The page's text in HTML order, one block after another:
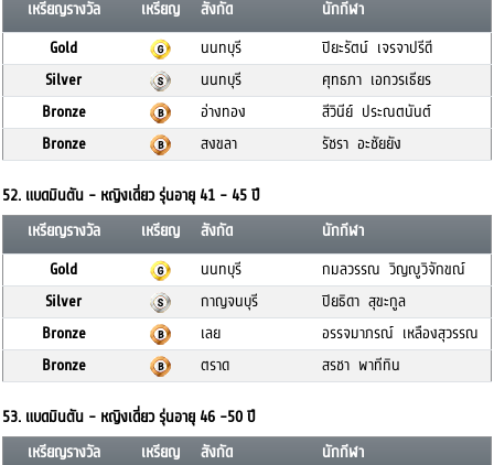
เหรียญรางวัล เหรียญ สังกัด
นักกีฬา
Gold
นนทบุรี
ปิยะรัตน์ เจรจาปรีดี
Silver
นนทบุรี
ศุทธภา เอกวรเธียร
Bronze
อ่างทอง
สีวินีย์ ประณตนันต์
Bronze
สงขลา รัชรา อะชัยยัง
52. แบดมินตัน - หญิงเดี่ยว รุ่นอายุ 41 - 45 ปี
เหรียญรางวัล
เหรียญ สังกัด
นักกีฬา
Gold
นนทบุรี
กมลวรรณ วิญญูวิจักขณ์
Silver
กาญจนบุรี
ปิยธิดา สุขะกูล
Bronze
เลย
อรรจมาภรณ์ เหลืองสุวรรณ
Bronze
ตราด สรชา พาทีทิน
53. แบดมินตัน - หญิงเดี่ยว รุ่นอายุ 46 -50 ปี
เหรียญรางวัล
เหรียญ สังกัด
นักกีฬา